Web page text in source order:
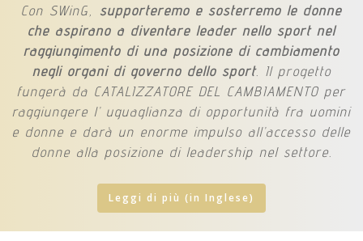
Con SWinG, supporteremo e sosterremo le donne
che aspirano a diventare leader nello sport nel
raggiungimento di una posizione di cambiamento
negli organi di governo dello sport. Il progetto
fungerà da CATALIZZATORE DEL CAMBIAMENTO per
raggiungere l’ uguaglianza di opportunità fra uomini
e donne e darà un enorme impulso all’accesso delle
donne alla posizione di leadership nel settore.
Leggi di più (in Inglese)